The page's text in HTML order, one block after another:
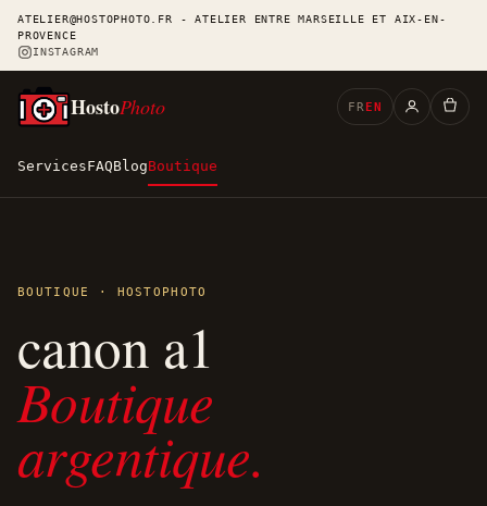
ATELIER@HOSTOPHOTO.FR - ATELIER ENTRE MARSEILLE ET AIX-EN-
PROVENCE
INSTAGRAM
ServicesFAQBlogBoutique
HostoPhoto FR EN
BOUTIQUE · HOSTOPHOTO
canon a1
Boutique
argentique.